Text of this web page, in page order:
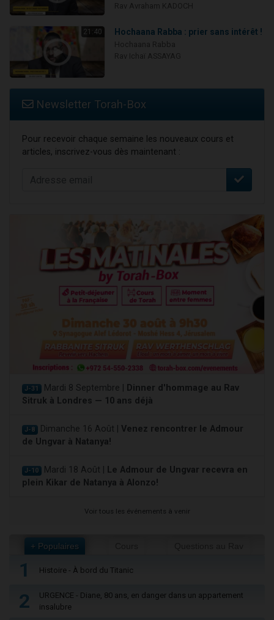
21:40 Hochaana Rabba : prier sans intérêt !
Newsletter Torah-Box
Pour recevoir chaque semaine les nouveaux cours et
articles, inscrivez-vous dès maintenant :
J-31 Mardi 8 Septembre |
Dinner d'hommage au Rav
Sitruk à Londres — 10 ans déjà
J-8 Dimanche 16 Août | Venez rencontrer le Admour
de Ungvar à Natanya!
J-10 Mardi 18 Août |
Le Admour de Ungvar recevra en
plein Kikar de Natanya à Alonzo!
Voir tous les événements à venir
+ Populaires
1 Histoire - À bord du Titanic
2
URGENCE - Diane, 80 ans, en danger dans un appartement
insalubre